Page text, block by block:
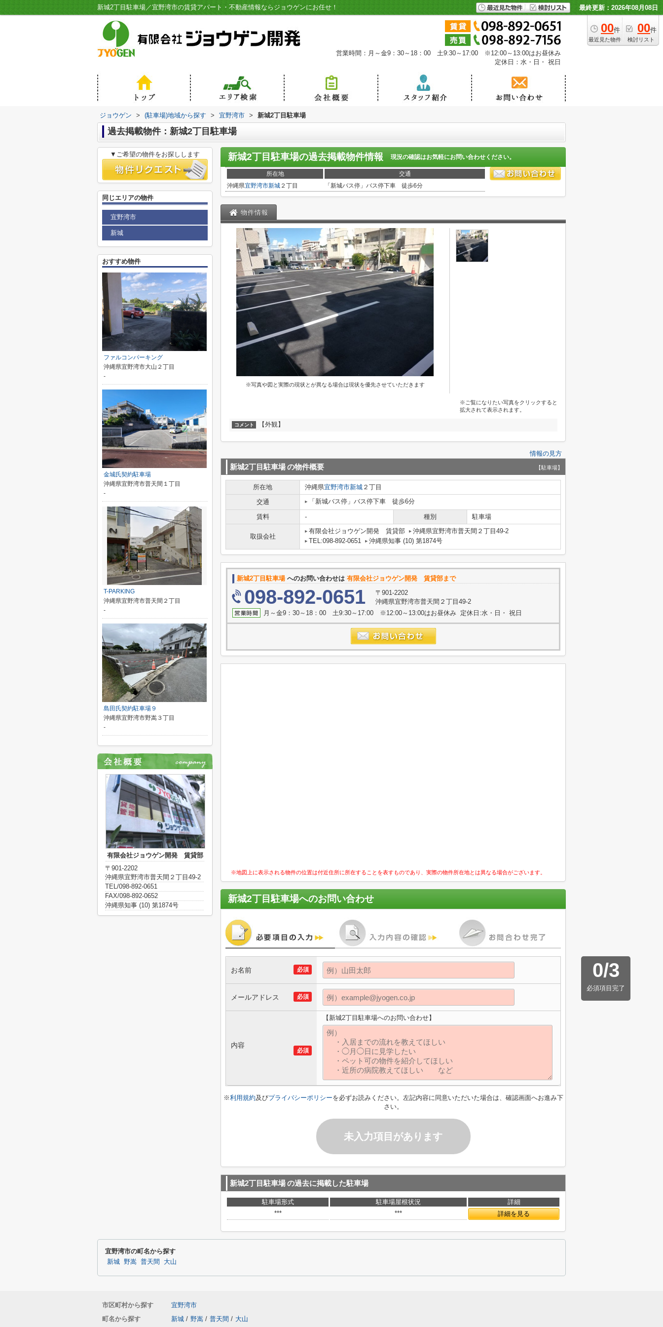
新城2丁目駐車場／宜野湾市の賃貸アパート・不動産情報ならジョウゲンにお任せ！ 最終更新：2026年08月08日
00件
最近見た物件
00件
検討リスト
営業時間：月～金9：30～18：00 土9:30～17:00 ※12:00～13:00はお昼休み
定休日：水・日・ 祝日
ジョウゲン > (駐車場)地域から探す > 宜野湾市 > 新城2丁目駐車場
過去掲載物件：新城2丁目駐車場
新城2丁目駐車場の過去掲載物件情報 現況の確認はお気軽にお問い合わせください。
所在地
交通
沖縄県宜野湾市新城 ２丁目 「新城バス停」バス停下車 徒歩6分
物件情報
※写真や図と実際の現状とが異なる場合は現状を優先させていただきます
※ご覧になりたい写真をクリックすると
拡大されて表示されます。
コメント 【外観】
情報の見方
新城2丁目駐車場の物件概要 【駐車場】
所在地 沖縄県宜野湾市新城 ２丁目
交通
「新城バス停」バス停下車 徒歩6分
賃料 - 種別 駐車場
取扱会社
有限会社ジョウゲン開発 賃貸部
沖縄県宜野湾市普天間２丁目49-2
TEL:098-892-0651
沖縄県知事 (10) 第1874号
新城2丁目駐車場へのお問い合わせは 有限会社ジョウゲン開発 賃貸部まで
098-892-0651
〒901-2202
沖縄県宜野湾市普天間２丁目49-2
月～金9：30～18：00 土9:30～17:00 ※12:00～13:00はお昼休み 定休日:水・日・ 祝日
※地図上に表示される物件の位置は付近住所に所在することを表すものであり、実際の物件所在地とは異なる場合がございます。
新城2丁目駐車場へのお問い合わせ
0/3
必須項目完了
必須
お名前
必須
メールアドレス
必須
内容
【新城2丁目駐車場へのお問い合わせ】
※利用規約及びプライバシーポリシーを必ずお読みください。左記内容に同意いただいた場合は、確認画面へお進み下
さい。
未入力項目があります
新城2丁目駐車場の過去に掲載した駐車場
駐車場形式 駐車場屋根状況
詳細
***
*** 詳細を見る
▼ご希望の物件をお探しします
同じエリアの物件
宜野湾市
新城
おすすめ物件
ファルコンパーキング
沖縄県宜野湾市大山２丁目
-
金城氏契約駐車場
沖縄県宜野湾市普天間１丁目
-
T-PARKING
沖縄県宜野湾市普天間２丁目
-
島田氏契約駐車場９
沖縄県宜野湾市野嵩３丁目
-
有限会社ジョウゲン開発 賃貸部
〒901-2202
沖縄県宜野湾市普天間２丁目49-2
TEL/098-892-0651
FAX/098-892-0652
沖縄県知事 (10) 第1874号
宜野湾市の町名から探す
新城 野嵩 普天間 大山
市区町村から探す
宜野湾市
町名から探す
新城 / 野嵩 / 普天間 / 大山